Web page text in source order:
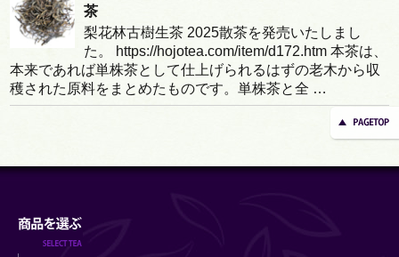
茶
梨花林古樹生茶 2025散茶を発売いたしまし
た。 https://hojotea.com/item/d172.htm 本茶は、
本来であれば単株茶として仕上げられるはずの老木から収
穫された原料をまとめたものです。単株茶と全 …